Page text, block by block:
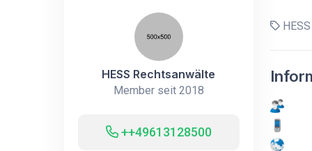
HESS Rechtsanwälte
Member seit 2018
++49613128500